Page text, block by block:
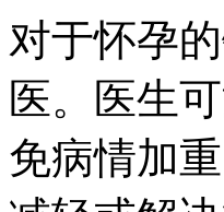
对于怀孕
医。医生
免病情加